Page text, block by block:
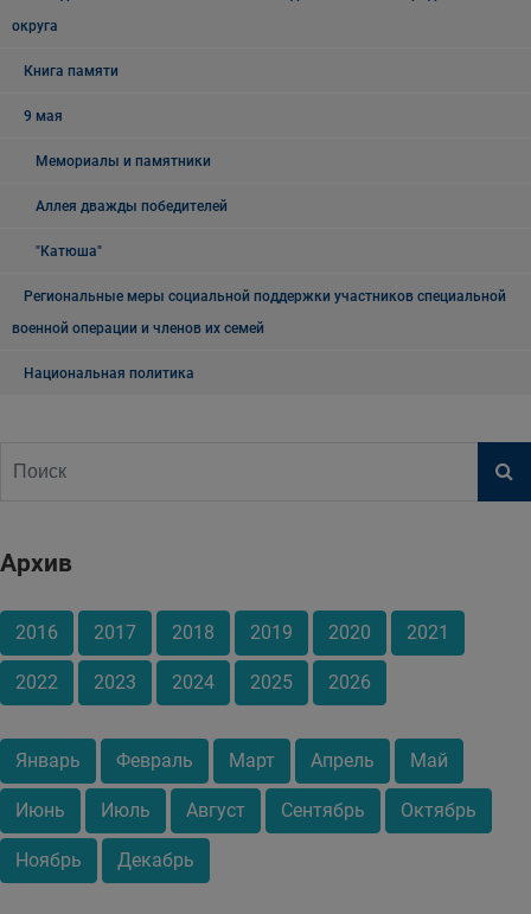
округа
Книга памяти
9 мая
Мемориалы и памятники
Аллея дважды победителей
"Катюша"
Региональные меры социальной поддержки участников специальной
военной операции и членов их семей
Национальная политика
Архив
2016 2017 2018 2019 2020 2021
2022 2023 2024 2025 2026
Январь Февраль Март Апрель Май
Июнь Июль Август Сентябрь Октябрь
Ноябрь Декабрь